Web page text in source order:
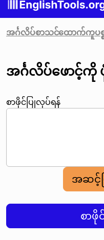
အင်္ဂလိပ်စာသင်ထောက်ကူပစ္စ
အင်္ဂလိပ်ဖောင့်ကို
စာဖိုင်ပြုလုပ်ရန်
အဆင့်
စာ